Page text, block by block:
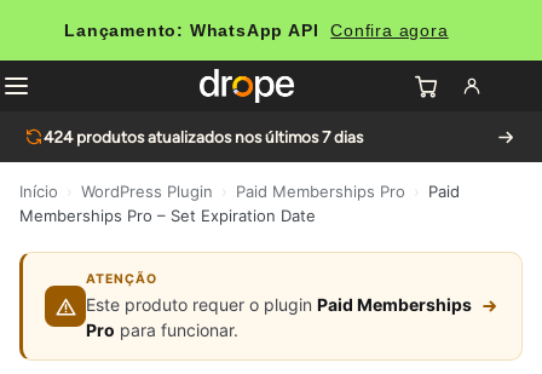
Lançamento: WhatsApp API Confira agora
424produtos atualizados nos últimos 7 dias
Início WordPress Plugin Paid Memberships Pro
Paid
Memberships Pro – Set Expiration Date
ATENÇÃO
Este produto requer o plugin Paid Memberships
Pro para funcionar.